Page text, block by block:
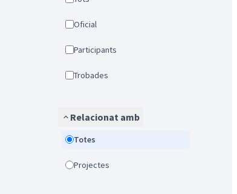
Oficial
Participants
Trobades
Relacionat amb
Totes
Projectes